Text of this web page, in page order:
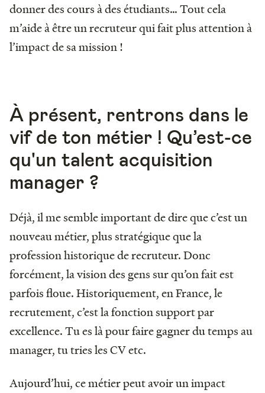
donner des cours à des étudiants… Tout cela
m’aide à être un recruteur qui fait plus attention à
l’impact de sa mission !
À présent, rentrons dans le
vif de ton métier ! Qu’est-ce
qu'un talent acquisition
manager ?
Déjà, il me semble important de dire que c’est un
nouveau métier, plus stratégique que la
profession historique de recruteur. Donc
forcément, la vision des gens sur qu’on fait est
parfois floue. Historiquement, en France, le
recrutement, c’est la fonction support par
excellence. Tu es là pour faire gagner du temps au
manager, tu tries les CV etc.
Aujourd’hui, ce métier peut avoir un impact